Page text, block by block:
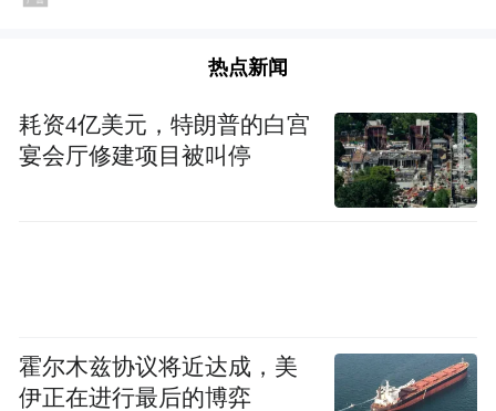
热点新闻
耗资4亿美元，特朗普的白宫
宴会厅修建项目被叫停
霍尔木兹协议将近达成，美
伊正在进行最后的博弈